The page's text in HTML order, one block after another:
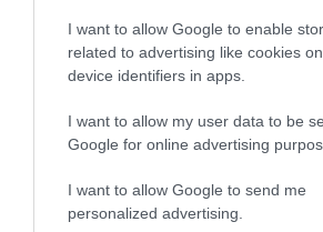
I want to allow Google to enable
related to advertising like cookies
device identifiers in apps.
I want to allow my user data to be
Google for online advertising
I want to allow Google to send me
personalized advertising.
HASONLÓ ÉRDEKESSÉGEK